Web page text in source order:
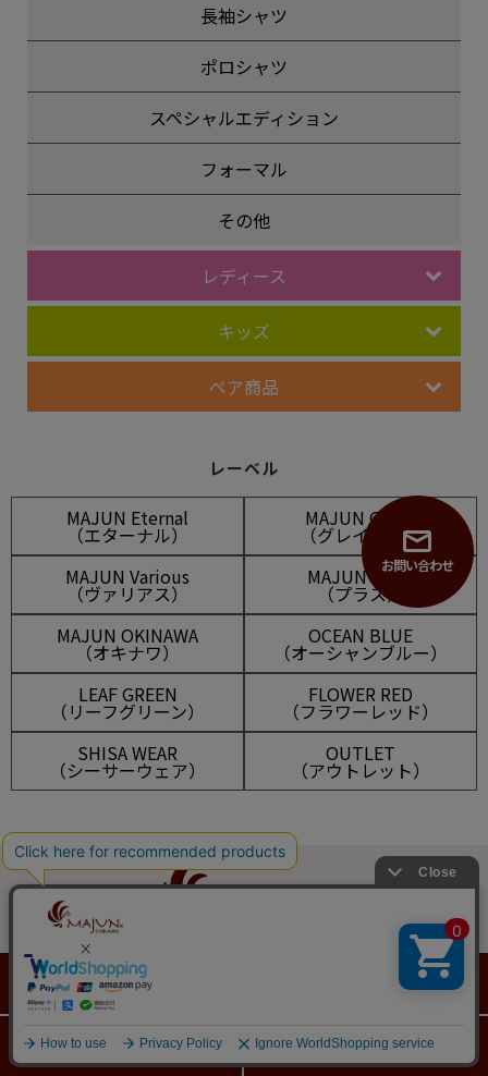
長袖シャツ
ポロシャツ
スペシャルエディション
フォーマル
その他
レディース
キッズ
ペア商品
レーベル
MAJUN Eternal
（エターナル）
MAJUN Grasis
（グレイシス）
MAJUN Various
（ヴァリアス）
MAJUN PLUS
（プラス）
MAJUN OKINAWA
（オキナワ）
OCEAN BLUE
（オーシャンブルー）
LEAF GREEN
（リーフグリーン）
FLOWER RED
（フラワーレッド）
SHISA WEAR
（シーサーウェア）
OUTLET
（アウトレット）
マイアカウント メルマガ登録
新規会員登録 ログイン
お問い合わせ